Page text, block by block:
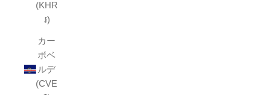
(KHR
៛)
カー
ボベ
ルデ
(CVE